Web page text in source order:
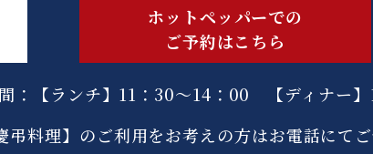
ホットペッパーでの
ご予約はこちら
：【ランチ】11：30～14：00 【ディナー
弔料理】のご利用をお考えの方はお電話にて